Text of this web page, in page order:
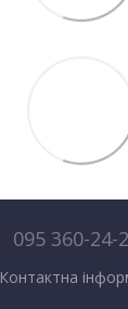
095 360-24-
Контактна